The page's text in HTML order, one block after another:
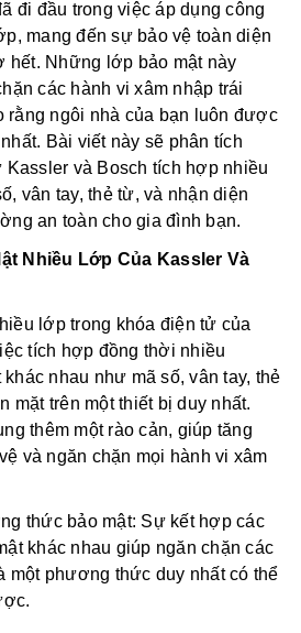
đi đầu trong việc áp dụng công
mang đến sự bảo vệ toàn diện
hết. Những lớp bảo mật này
các hành vi xâm nhập trái
rằng ngôi nhà của bạn luôn được
Bài viết này sẽ phân tích
và Bosch tích hợp nhiều
vân tay, thẻ từ, và nhận diện
an toàn cho gia đình bạn.
Nhiều Lớp Của Kassler Và
lớp trong khóa điện tử của
tích hợp đồng thời nhiều
nhau như mã số, vân tay, thẻ
mặt trên một thiết bị duy nhất.
thêm một rào cản, giúp tăng
và ngăn chặn mọi hành vi xâm
thức bảo mật: Sự kết hợp các
khác nhau giúp ngăn chặn các
một phương thức duy nhất có thể